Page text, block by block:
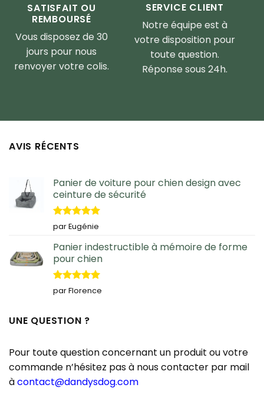
SATISFAIT OU
REMBOURSÉ
Vous disposez de 30
jours pour nous
renvoyer votre colis.
SERVICE CLIENT
Notre équipe est à
votre disposition pour
toute question.
Réponse sous 24h.
AVIS RÉCENTS
Panier de voiture pour chien design avec
ceinture de sécurité
Note5sur
5
par Eugénie
Panier indestructible à mémoire de forme
pour chien
Note5sur
5
par Florence
UNE QUESTION ?
Pour toute question concernant un produit ou votre
commande n’hésitez pas à nous contacter par mail
àcontact@dandysdog.com